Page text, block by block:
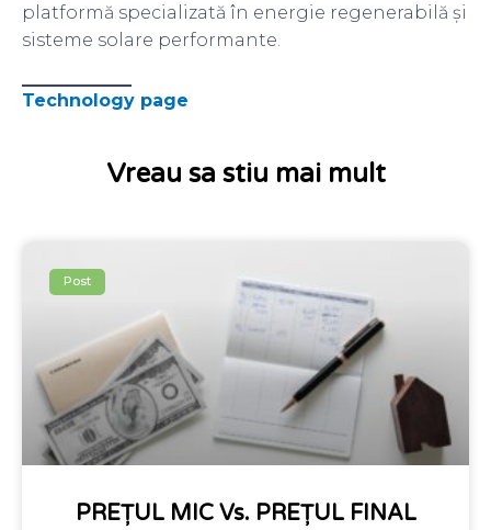
platformă specializată în energie regenerabilă și
sisteme solare performante.
Technology page
Vreau sa stiu mai mult
Post
PREȚUL MIC Vs. PREȚUL FINAL